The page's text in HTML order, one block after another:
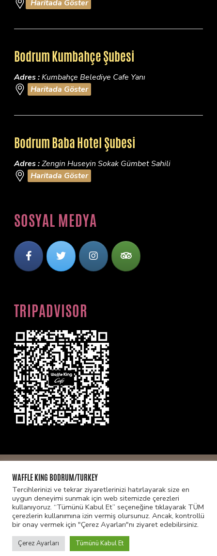
Haritada Göster
Bodrum Kumbahçe Şubesi
Adres :Kumbahçe Belediye Cafe Yanı
Haritada Göster
Bodrum Baba Hotel Şubesi
Adres :Zengin Huseyin Sokak Gümbet Sahili
Haritada Göster
SOSYAL MEDYA
TRIPADVISOR
© Telif hakkı2026WAFFLE KİNG BODRUM
Güvenlik Politikası
WAFFLE KING BODRUM/TURKEY
Tercihlerinizi ve tekrar ziyaretlerinizi hatırlayarak size en
uygun deneyimi sunmak için web sitemizde çerezleri
kullanıyoruz. “Tümünü Kabul Et” seçeneğine tıklayarak TÜM
çerezlerin kullanımına izin vermiş olursunuz. Ancak, kontrollü
bir onay vermek için "Çerez Ayarları"nı ziyaret edebilirsiniz.
Çerez Ayarları Tümünü Kabul Et